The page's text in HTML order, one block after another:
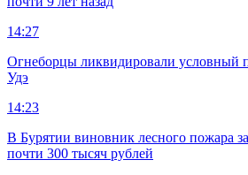
14:27
Огнеборцы ликвидировали условный
Удэ
14:23
В Бурятии виновник лесного пожара
почти 300 тысяч рублей